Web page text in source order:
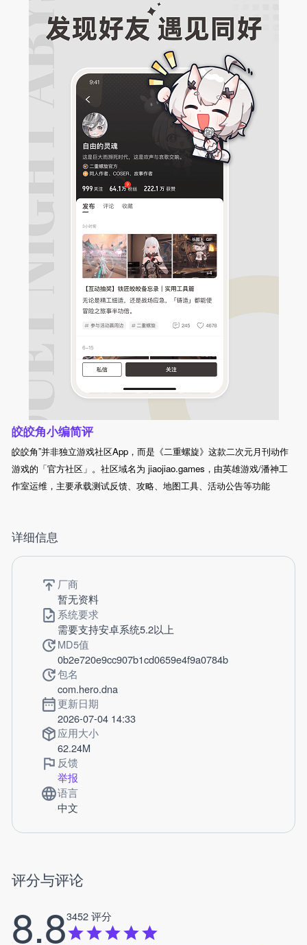
皎皎角小编简评
皎皎角”并非独立游戏社区App，而是《二重螺旋》这款二次元月刊动作
游戏的「官方社区」。社区域名为 jiaojiao.games，由英雄游戏/潘神工
作室运维，主要承载测试反馈、攻略、地图工具、活动公告等功能
详细信息
厂商
暂无资料
系统要求
需要支持安卓系统5.2以上
MD5值
0b2e720e9cc907b1cd0659e4f9a0784b
包名
com.hero.dna
更新日期
2026-07-04 14:33
应用大小
62.24M
反馈
举报
语言
中文
评分与评论
8.83452 评分